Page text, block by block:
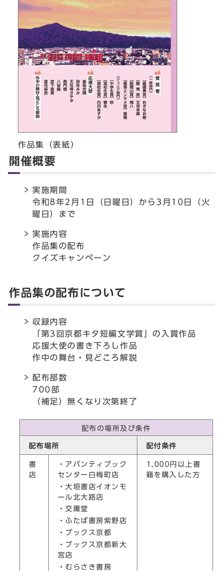
作品集（表紙）
開催概要
実施期間
令和8年2月1日（日曜日）から3月10日（火
曜日）まで
実施内容
作品集の配布
クイズキャンペーン
作品集の配布について
収録内容
「第3回京都キタ短編文学賞」の入賞作品
応援大使の書き下ろし作品
作中の舞台・見どころ解説
配布部数
700部
（補足）無くなり次第終了
配布の場所及び条件
配布場所 配付条件
書
店
・アバンティブック
センター白梅町店
・大垣書店イオンモ
ール北大路店
・交庸堂
・ふたば書房紫野店
・ブックス京都
・ブックス京都新大
宮店
・むらさき書房
1,000円以上書
籍を購入した方